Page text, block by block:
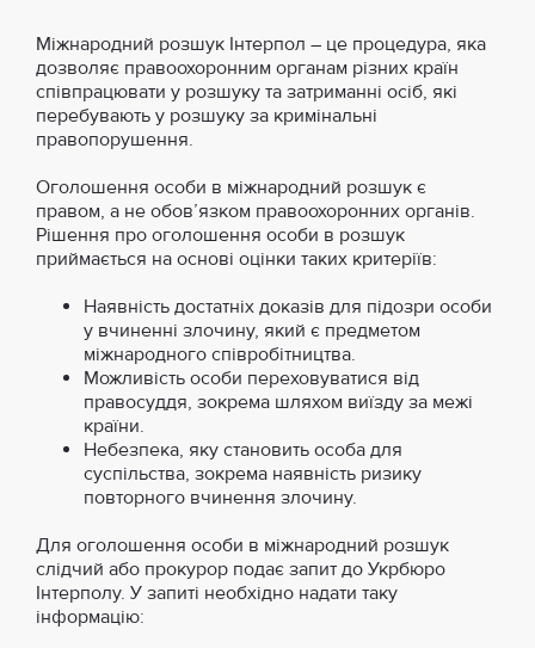
Міжнародний розшук Інтерпол – це процедура, яка
дозволяє правоохоронним органам різних країн
співпрацювати у розшуку та затриманні осіб, які
перебувають у розшуку за кримінальні
правопорушення.
Оголошення особи в міжнародний розшук є
правом, а не обов’язком правоохоронних органів.
Рішення про оголошення особи в розшук
приймається на основі оцінки таких критеріїв:
Наявність достатніх доказів для підозри особи
у вчиненні злочину, який є предметом
міжнародного співробітництва.
Можливість особи переховуватися від
правосуддя, зокрема шляхом виїзду за межі
країни.
Небезпека, яку становить особа для
суспільства, зокрема наявність ризику
повторного вчинення злочину.
Для оголошення особи в міжнародний розшук
слідчий або прокурор подає запит до Укрбюро
Інтерполу. У запиті необхідно надати таку
інформацію: